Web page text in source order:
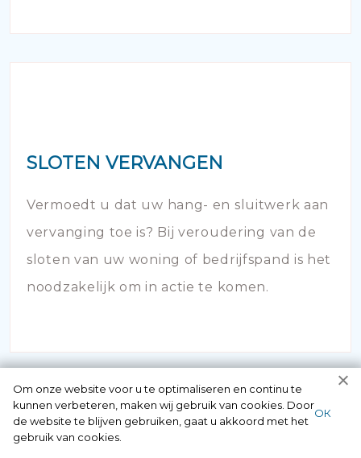
SLOTEN VERVANGEN
Vermoedt u dat uw hang- en sluitwerk aan
vervanging toe is? Bij veroudering van de
sloten van uw woning of bedrijfspand is het
noodzakelijk om in actie te komen.
Om onze website voor u te optimaliseren en continu te
kunnen verbeteren, maken wij gebruik van cookies. Door
de website te blijven gebruiken, gaat u akkoord met het
gebruik van cookies.
ОК